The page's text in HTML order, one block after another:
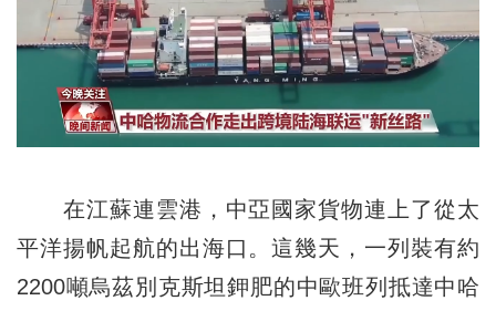
在江蘇連雲港，中亞國家貨物連上了從太
平洋揚帆起航的出海口。這幾天，一列裝有約
2200噸烏茲別克斯坦鉀肥的中歐班列抵達中哈